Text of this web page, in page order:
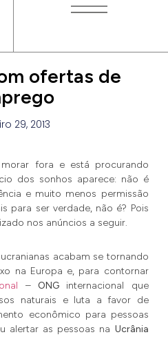
ofertas de
29, 2013
fora e está procurando
dos sonhos aparece: não é
e muito menos permissão
para ser verdade, não é? Pois
nos anúncios a seguir.
acabam se tornando
na Europa e, para contornar
– ONGinternacional que
naturais e luta a favor de
econômico para pessoas
alertar as pessoas na Ucrânia